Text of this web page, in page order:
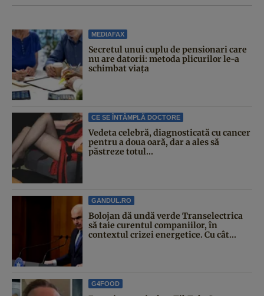
MEDIAFAX
Secretul unui cuplu de pensionari care
nu are datorii: metoda plicurilor le-a
schimbat viața
CE SE ÎNTÂMPLĂ DOCTORE
Vedeta celebră, diagnosticată cu cancer
pentru a doua oară, dar a ales să
păstreze totul...
GANDUL.RO
Bolojan dă undă verde Transelectrica
să taie curentul companiilor, în
contextul crizei energetice. Cu cât...
G4FOOD